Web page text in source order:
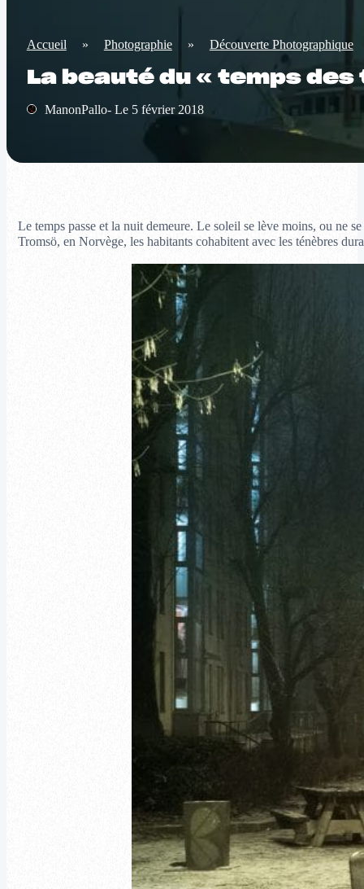
Accueil » Photographie » Découverte Photographique
La beauté du « temps
ManonPallo- Le 5 février 2018
Le temps passe et la nuit demeure. Le soleil se lève moins, ou ne
Tromsö, en Norvège, les habitants cohabitent avec les ténèbres